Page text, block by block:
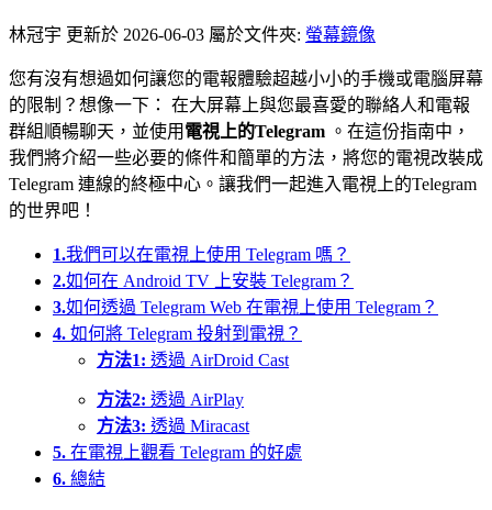
林冠宇 更新於 2026-06-03 屬於文件夾: 螢幕鏡像
您有沒有想過如何讓您的電報體驗超越小小的手機或電腦屏幕
的限制？想像一下： 在大屏幕上與您最喜愛的聯絡人和電報
群組順暢聊天，並使用 電視上的Telegram 。在這份指南中，
我們將介紹一些必要的條件和簡單的方法，將您的電視改裝成
Telegram 連線的終極中心。讓我們一起進入電視上的Telegram
的世界吧！
1.我們可以在電視上使用 Telegram 嗎？
2.如何在 Android TV 上安裝 Telegram？
3.如何透過 Telegram Web 在電視上使用 Telegram？
4. 如何將 Telegram 投射到電視？
方法1: 透過 AirDroid Cast
方法2: 透過 AirPlay
方法3: 透過 Miracast
5. 在電視上觀看 Telegram 的好處
6. 總結